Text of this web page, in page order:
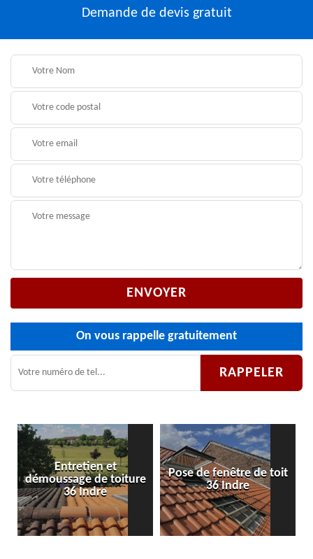
Demande de devis gratuit
On vous rappelle gratuitement
Entretien et
démoussage de toiture
36 Indre
Pose de fenêtre de toit
36 Indre